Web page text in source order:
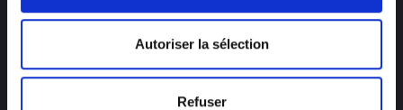
Autoriser la sélection
Refuser
Catégories
Décoration Solaire